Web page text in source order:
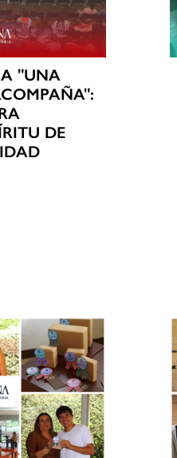
"UNA
DE